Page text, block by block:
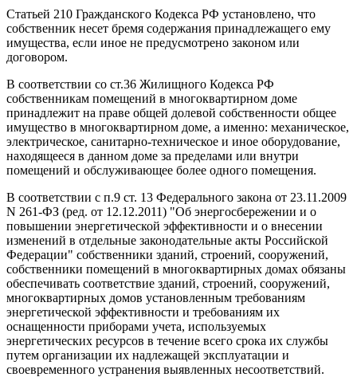
Статьей 210 Гражданского Кодекса РФ установлено, что
собственник несет бремя содержания принадлежащего ему
имущества, если иное не предусмотрено законом или
договором.
В соответствии со ст.36 Жилищного Кодекса РФ
собственникам помещений в многоквартирном доме
принадлежит на праве общей долевой собственности общее
имущество в многоквартирном доме, а именно: механическое,
электрическое, санитарно-техническое и иное оборудование,
находящееся в данном доме за пределами или внутри
помещений и обслуживающее более одного помещения.
В соответствии с п.9 ст. 13 Федерального закона от 23.11.2009
N 261-ФЗ (ред. от 12.12.2011) "Об энергосбережении и о
повышении энергетической эффективности и о внесении
изменений в отдельные законодательные акты Российской
Федерации" собственники зданий, строений, сооружений,
собственники помещений в многоквартирных домах обязаны
обеспечивать соответствие зданий, строений, сооружений,
многоквартирных домов установленным требованиям
энергетической эффективности и требованиям их
оснащенности приборами учета, используемых
энергетических ресурсов в течение всего срока их службы
путем организации их надлежащей эксплуатации и
своевременного устранения выявленных несоответствий.